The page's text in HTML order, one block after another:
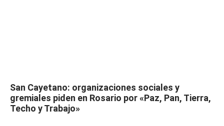
San Cayetano: organizaciones sociales y
gremiales piden en Rosario por «Paz, Pan, Tierra,
Techo y Trabajo»